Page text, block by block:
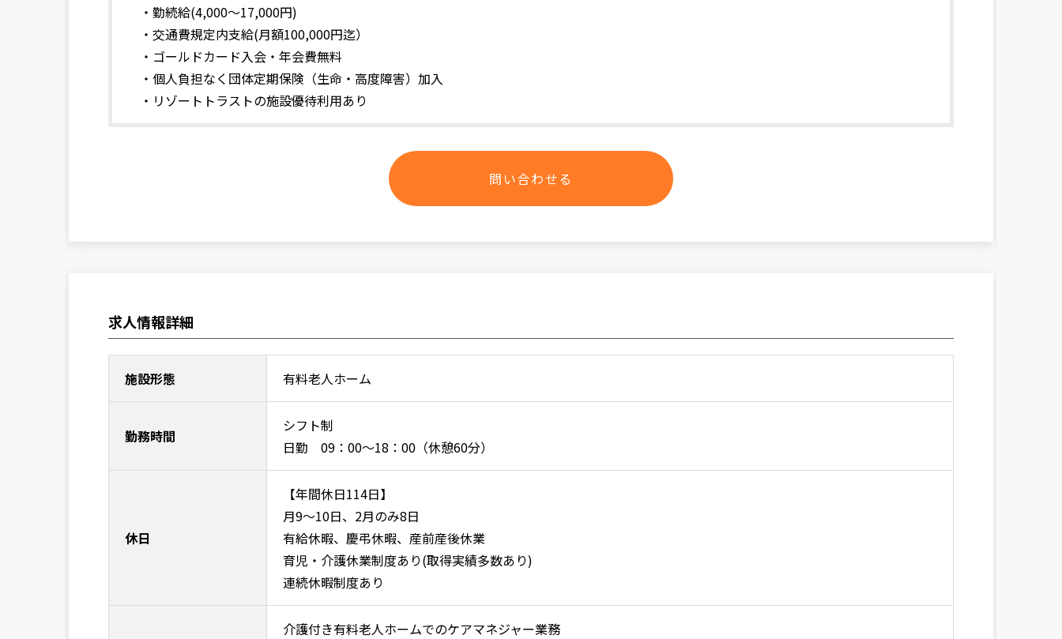
・勤続給(4,000～17,000円)
・交通費規定内支給(月額100,000円迄）
・ゴールドカード入会・年会費無料
・個人負担なく団体定期保険（生命・高度障害）加入
・リゾートトラストの施設優待利用あり
問い合わせる
求人情報詳細
施設形態 有料老人ホーム
勤務時間
シフト制
日勤 09：00～18：00（休憩60分）
休日
【年間休日114日】
月9～10日、2月のみ8日
有給休暇、慶弔休暇、産前産後休業
育児・介護休業制度あり(取得実績多数あり)
連続休暇制度あり
介護付き有料老人ホームでのケアマネジャー業務